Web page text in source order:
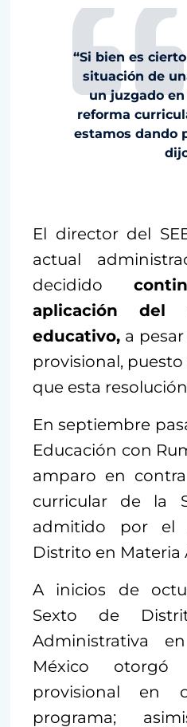
“Si bien es
situación de
un juzgado
reforma
estamos dando
El director del
actual
decidido
aplicación del
educativo, a
provisional,
que esta
En septiembre
Educación con
amparo en
curricular de la
admitido por el
Distrito en Materia
A inicios de
Sexto de
Administrativa
México otorgó
provisional en
programa;